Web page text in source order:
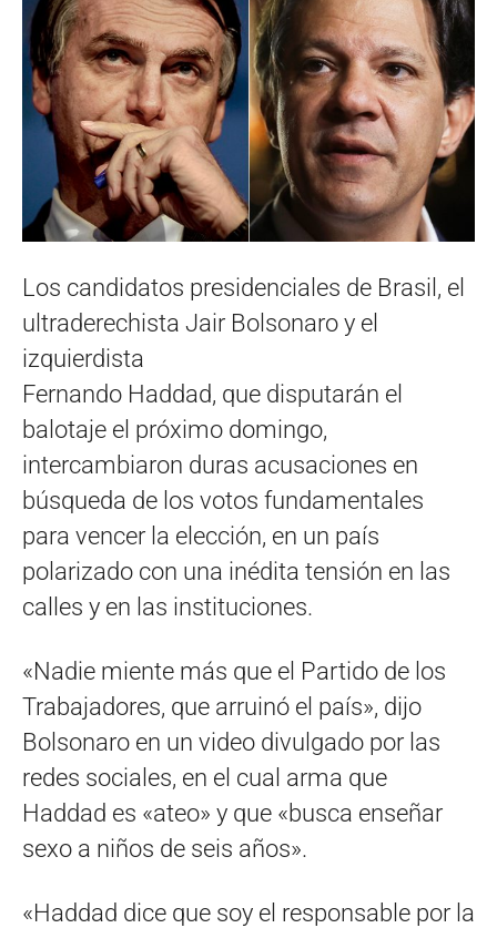
Los candidatos presidenciales de Brasil, el
ultraderechista Jair Bolsonaro y el
izquierdista
Fernando Haddad, que disputarán el
balotaje el próximo domingo,
intercambiaron duras acusaciones en
búsqueda de los votos fundamentales
para vencer la elección, en un país
polarizado con una inédita tensión en las
calles y en las instituciones.
«Nadie miente más que el Partido de los
Trabajadores, que arruinó el país», dijo
Bolsonaro en un video divulgado por las
redes sociales, en el cual arma que
Haddad es «ateo» y que «busca enseñar
sexo a niños de seis años».
«Haddad dice que soy el responsable por la